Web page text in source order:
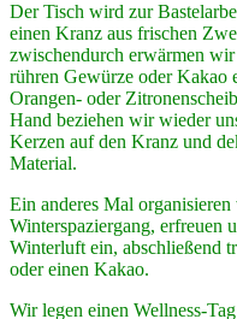
Der Tisch wird zur
einen Kranz aus frischen
zwischendurch erwärmen
rühren Gewürze oder Kakao
Orangen- oder
Hand beziehen wir wieder
Kerzen auf den Kranz und
Material.
Ein anderes Mal
Winterspaziergang, erfreuen
Winterluft ein, abschließend
oder einen Kakao.
Wir legen einen Wellness-